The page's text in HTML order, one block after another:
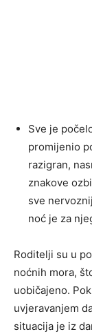
Sve je
promijenio
razigran,
znakove
sve
noć je za
Roditelji su u
noćnih mora,
uobičajeno.
uvjeravanjem
situacija je iz